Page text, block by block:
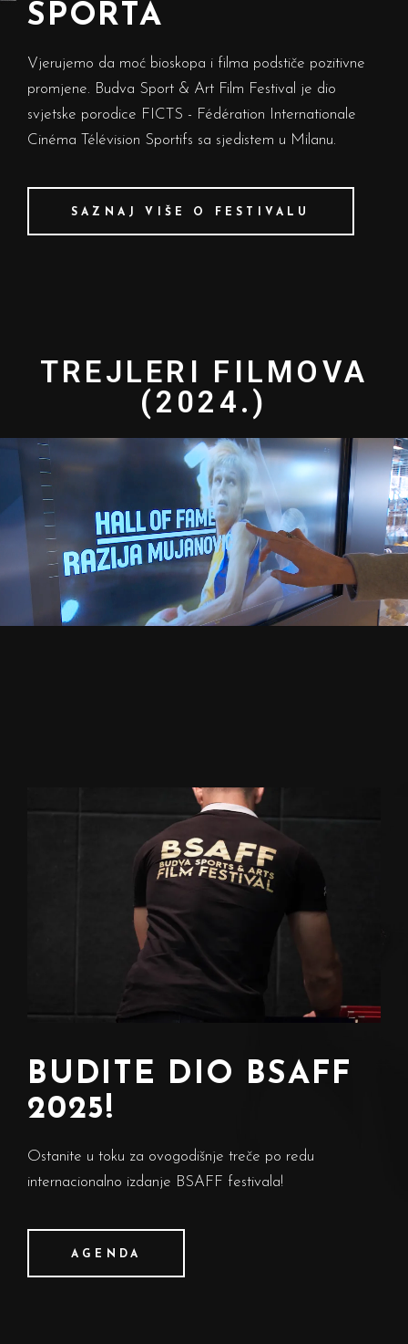
SPORTA
Vjerujemo da moć bioskopa i filma podstiče pozitivne
promjene. Budva Sport & Art Film Festival je dio
svjetske porodice FICTS - Fédération Internationale
Cinéma Télévision Sportifs sa sjedistem u Milanu.
SAZNAJ VIŠE O FESTIVALU
TREJLERI FILMOVA
(2024.)
BUDITE DIO BSAFF
2025!
Ostanite u toku za ovogodišnje treče po redu
internacionalno izdanje BSAFF festivala!
AGENDA